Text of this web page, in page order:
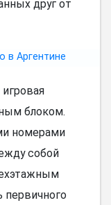
друг от
блоком.
номерами
собой
первичного